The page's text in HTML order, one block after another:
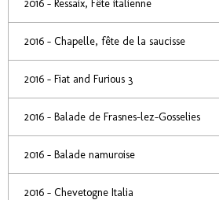
2016 - Ressaix, Fête italienne
2016 - Chapelle, fête de la saucisse
2016 - Fiat and Furious 3
2016 - Balade de Frasnes-lez-Gosselies
2016 - Balade namuroise
2016 - Chevetogne Italia